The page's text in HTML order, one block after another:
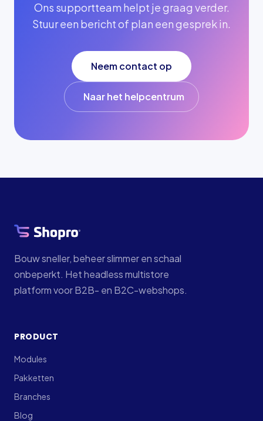
Ons supportteam helpt je graag verder.
Stuur een bericht of plan een gesprek in.
Neem contact op
Naar het helpcentrum
Bouw sneller, beheer slimmer en schaal
onbeperkt. Het headless multistore
platform voor B2B- en B2C-webshops.
PRODUCT
Modules
Pakketten
Branches
Blog